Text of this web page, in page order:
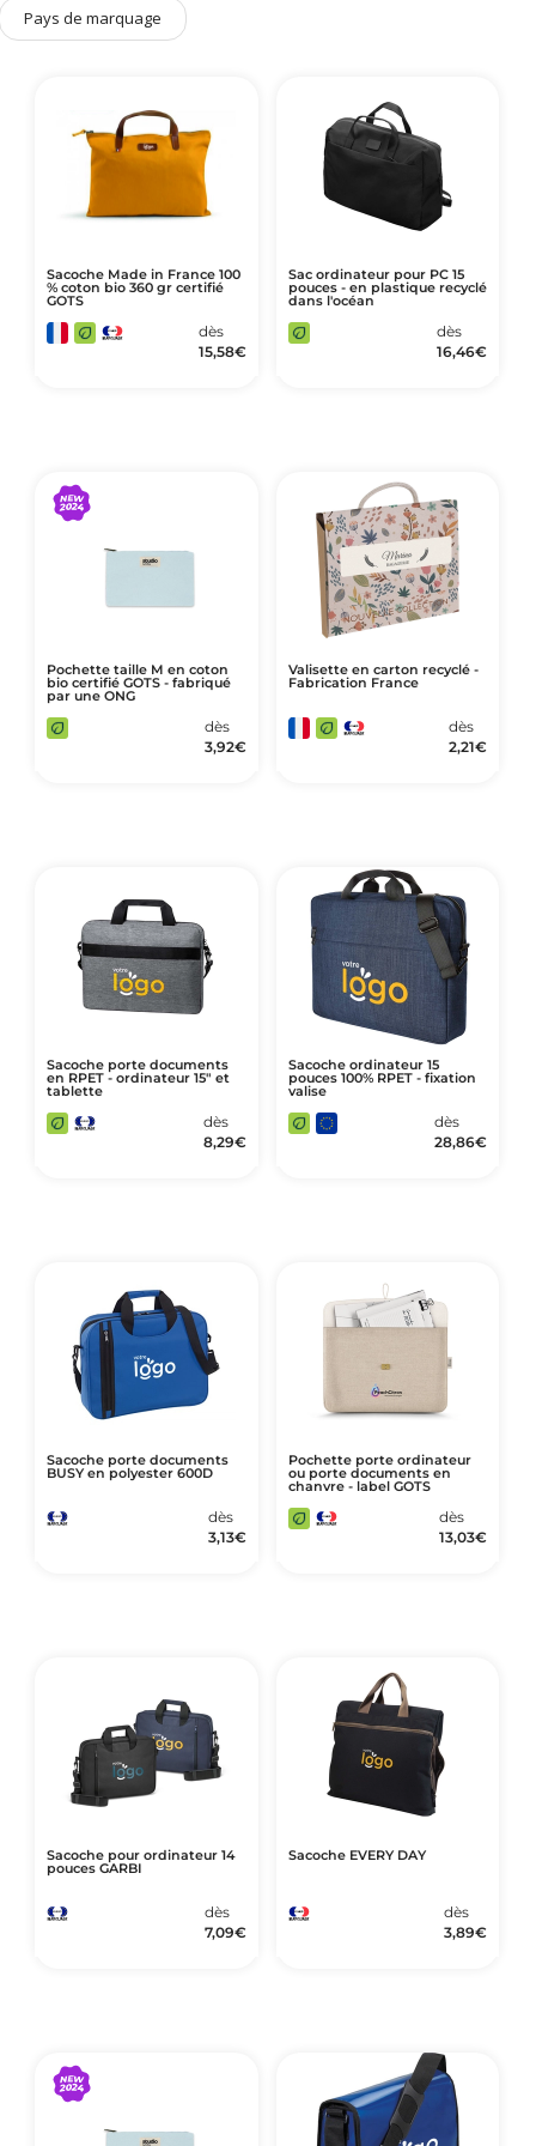
Art de Vivre à la Française
Sports, loisirs & jouets
Accessoires Auto & Vélo
PLV & Mobiliers Pub
Temps Forts de l'Année
Evénement Entreprise
Pays de marquage
Sacoche Made in France 100
% coton bio 360 gr certifié
GOTS
dès
15,58€
Sac ordinateur pour PC 15
pouces - en plastique recyclé
dans l'océan
dès
16,46€
Pochette taille M en coton
bio certifié GOTS - fabriqué
par une ONG
dès
3,92€
Valisette en carton recyclé -
Fabrication France
dès
2,21€
Sacoche porte documents
en RPET - ordinateur 15" et
tablette
dès
8,29€
Sacoche ordinateur 15
pouces 100% RPET - fixation
valise
dès
28,86€
Sacoche porte documents
BUSY en polyester 600D
dès
3,13€
Pochette porte ordinateur
ou porte documents en
chanvre - label GOTS
dès
13,03€
Sacoche pour ordinateur 14
pouces GARBI
dès
7,09€
Sacoche EVERY DAY
dès
3,89€